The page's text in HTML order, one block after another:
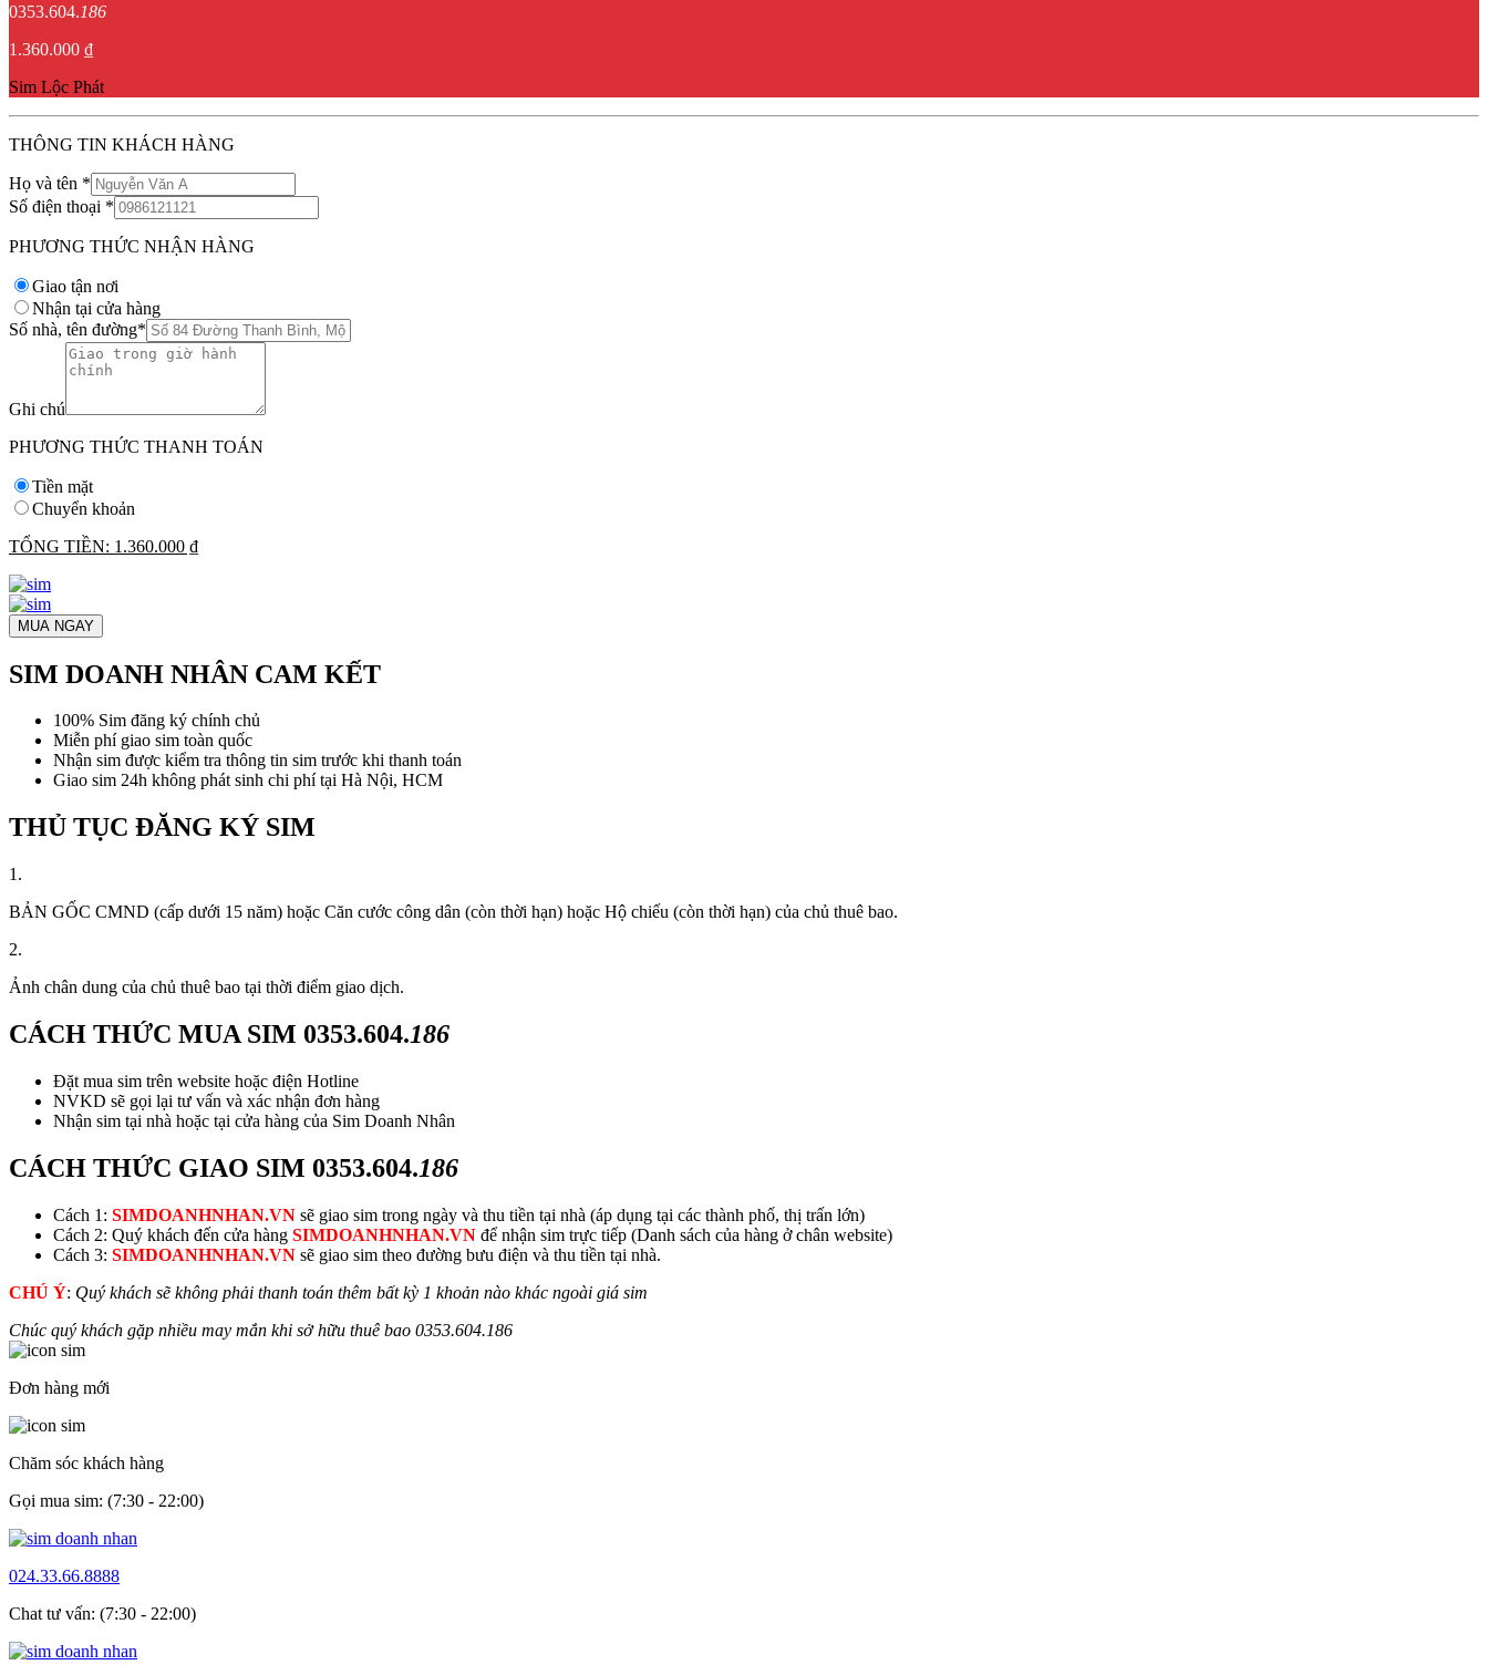
0353.604.186
1.360.000 ₫
Sim Lộc Phát
THÔNG TIN KHÁCH HÀNG
Họ và tên *
Số điện thoại *
PHƯƠNG THỨC NHẬN HÀNG
Giao tận nơi
Nhận tại cửa hàng
Số nhà, tên đường*
Ghi chú
PHƯƠNG THỨC THANH TOÁN
Tiền mặt
Chuyển khoản
TỔNG TIỀN: 1.360.000 ₫
MUA NGAY
SIM DOANH NHÂN CAM KẾT
100% Sim đăng ký chính chủ
Miễn phí giao sim toàn quốc
Nhận sim được kiểm tra thông tin sim trước khi thanh toán
Giao sim 24h không phát sinh chi phí tại Hà Nội, HCM
THỦ TỤC ĐĂNG KÝ SIM
1.
BẢN GỐC CMND (cấp dưới 15 năm) hoặc Căn cước công dân (còn thời hạn) hoặc Hộ chiếu (còn thời hạn) của chủ thuê bao.
2.
Ảnh chân dung của chủ thuê bao tại thời điểm giao dịch.
CÁCH THỨC MUA SIM 0353.604.186
Đặt mua sim trên website hoặc điện Hotline
NVKD sẽ gọi lại tư vấn và xác nhận đơn hàng
Nhận sim tại nhà hoặc tại cửa hàng của Sim Doanh Nhân
CÁCH THỨC GIAO SIM 0353.604.186
Cách 1: SIMDOANHNHAN.VN sẽ giao sim trong ngày và thu tiền tại nhà (áp dụng tại các thành phố, thị trấn lớn)
Cách 2: Quý khách đến cửa hàng SIMDOANHNHAN.VN để nhận sim trực tiếp (Danh sách của hàng ở chân website)
Cách 3: SIMDOANHNHAN.VN sẽ giao sim theo đường bưu điện và thu tiền tại nhà.
CHÚ Ý: Quý khách sẽ không phải thanh toán thêm bất kỳ 1 khoản nào khác ngoài giá sim
Chúc quý khách gặp nhiều may mắn khi sở hữu thuê bao 0353.604.186
Đơn hàng mới
Chăm sóc khách hàng
Gọi mua sim: (7:30 - 22:00)
024.33.66.8888
Chat tư vấn: (7:30 - 22:00)